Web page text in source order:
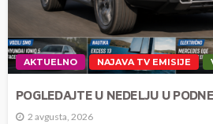
AKTUELNO NAJAVA TV EMISIJE
POGLEDAJTE U NEDELJU U
2 avgusta, 2026